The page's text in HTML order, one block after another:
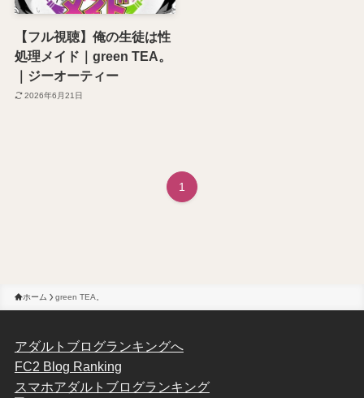
【フル視聴】俺の生徒は性
処理メイド｜green TEA。
｜ジーオーティー
2026年6月21日
1
ホーム green TEA。
アダルトブログランキングへ
FC2 Blog Ranking
スマホアダルトブログランキング